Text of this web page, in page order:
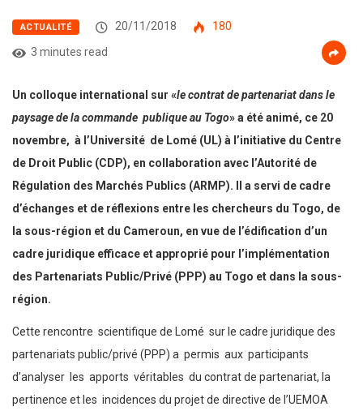
ACTUALITÉ 20/11/2018
180
3 minutes read
Un colloque international sur «le contrat de partenariat dans le
paysage de la commande publique au Togo» a été animé, ce 20
novembre, à l’Université de Lomé (UL) à l’initiative du Centre
de Droit Public (CDP), en collaboration avec l’Autorité de
Régulation des Marchés Publics (ARMP). Il a servi de cadre
d’échanges et de réflexions entre les chercheurs du Togo, de
la sous-région et du Cameroun, en vue de l’édification d’un
cadre juridique efficace et approprié pour l’implémentation
des Partenariats Public/Privé (PPP) au Togo et dans la sous-
région.
Cette rencontre scientifique de Lomé sur le cadre juridique des
partenariats public/privé (PPP) a permis aux participants
d’analyser les apports véritables du contrat de partenariat, la
pertinence et les incidences du projet de directive de l’UEMOA